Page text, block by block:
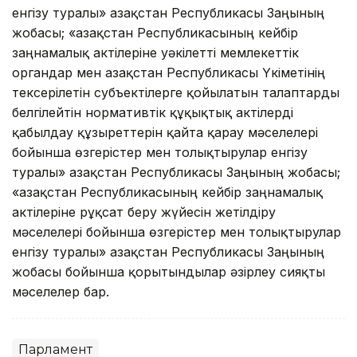
енгізу туралы» Қазақстан Республикасы Заңының
жобасы; «Қазақстан Республикасының кейбір
заңнамалық актілеріне уәкілетті мемлекеттік
органдар мен Қазақстан Республикасы Үкіметінің
тексерілетін субъектілерге қойылатын талаптарды
белгілейтін нормативтік құқықтық актілерді
қабылдау құзыреттерін қайта қарау мәселелері
бойынша өзгерістер мен толықтырулар енгізу
туралы» Қазақстан Республикасы Заңының жобасы;
«Қазақстан Республикасының кейбір заңнамалық
актілеріне рұқсат беру жүйесін жетілдіру
мәселелері бойынша өзгерістер мен толықтырулар
енгізу туралы» Қазақстан Республикасы Заңының
жобасы бойынша қорытындылар әзірлеу сияқты
мәселелер бар.
Парламент